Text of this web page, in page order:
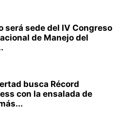
será sede del IV Congreso
de Manejo del
busca Récord
con la ensalada de